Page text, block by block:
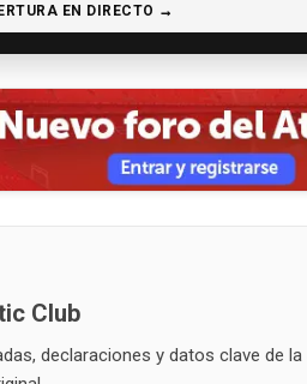
EN DIRECTO →
Club
declaraciones y datos clave de la